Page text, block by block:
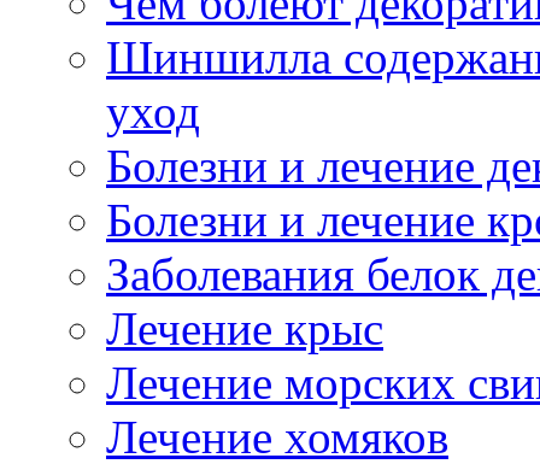
Шиншилла
уход
Болезни и лечение
Болезни и лечение
Заболевания белок
Лечение крыс
Лечение морских
Лечение хомяков